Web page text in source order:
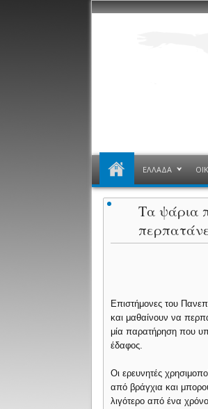
ΕΛΛΑΔΑ
Τα ψάρια
Επιστήμονες του
και μαθαίνουν να
μία παρατήρηση που
έδαφος.
Οι ερευνητές
από βράγχια και
λιγότερο από ένα